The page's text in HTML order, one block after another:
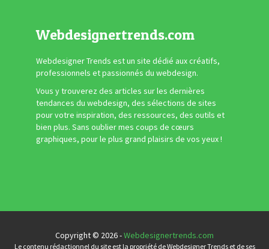
Webdesignertrends.com
Webdesigner Trends est un site dédié aux créatifs,
professionnels et passionnés du webdesign.
Vous y trouverez des articles sur les dernières
tendances du webdesign, des sélections de sites
pour votre inspiration, des ressources, des outils et
bien plus. Sans oublier mes coups de cœurs
graphiques, pour le plus grand plaisirs de vos yeux !
Copyright © 2026 -Webdesignertrends.com
Le contenu rédactionnel du site est la propriété de Webdesigner Trends et de ses